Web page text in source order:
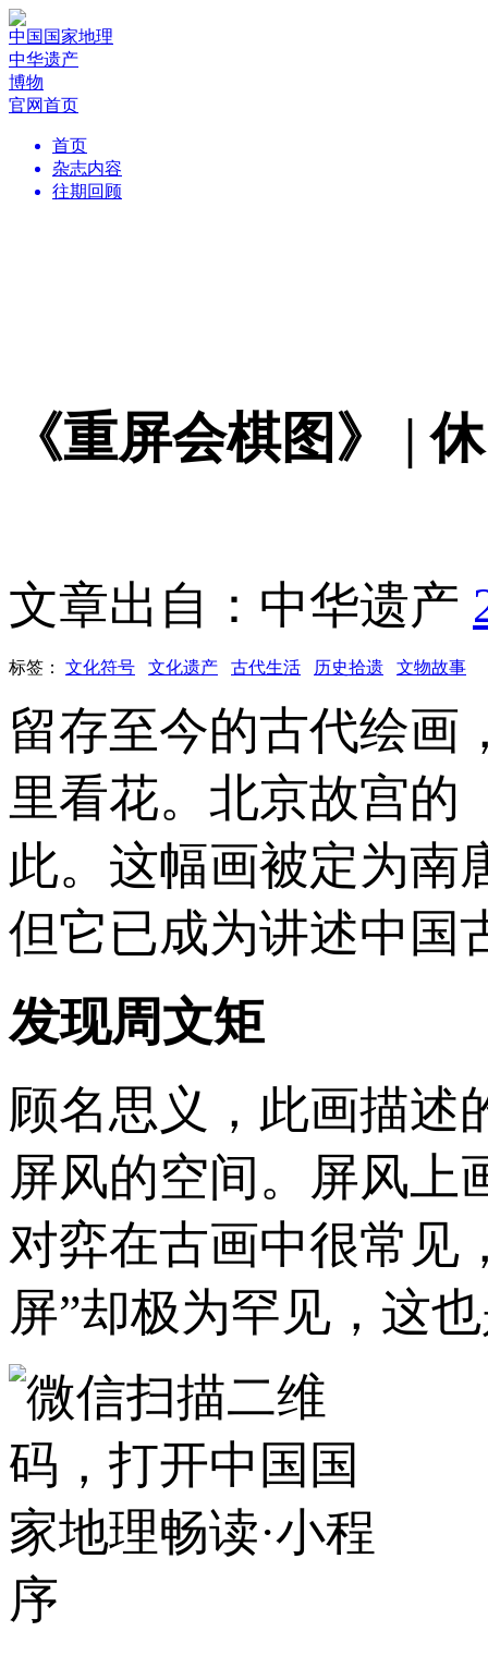
中国国家地理
中华遗产
博物
官网首页
首页
杂志内容
往期回顾
《重屏会棋图》 |
文章出自：中华遗产
标签： 文化符号 文化遗产 古代生活 历史拾遗 文物故事
留存至今的古代绘画
里看花。北京故宫的
此。这幅画被定为南
但它已成为讲述中国
发现周文矩
顾名思义，此画描述
屏风的空间。屏风上
对弈在古画中很常见
屏”却极为罕见，这